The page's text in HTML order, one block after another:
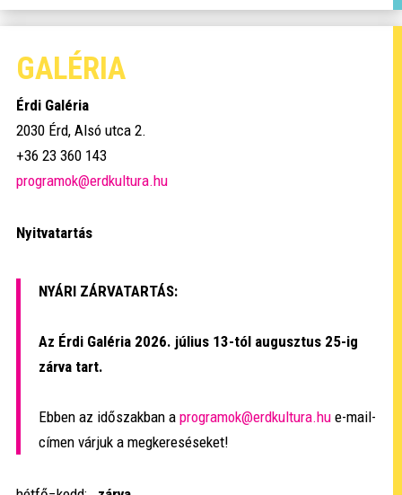
GALÉRIA
Érdi Galéria
2030 Érd, Alsó utca 2.
+36 23 360 143
programok@erdkultura.hu
Nyitvatartás
NYÁRI ZÁRVATARTÁS:
Az Érdi Galéria 2026. július 13-tól augusztus 25-ig
zárva tart.
Ebben az időszakban a programok@erdkultura.hue-mail-
címen várjuk a megkereséseket!